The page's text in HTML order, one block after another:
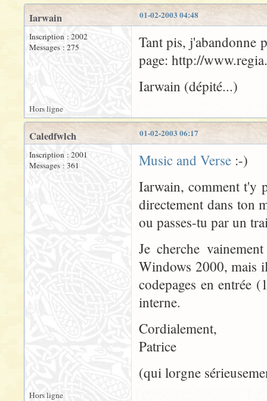
01-02-2003 04:48
Iarwain
Inscription : 2002
Messages : 275
Tant pis, j'abandonne
page: http://
Iarwain (dépité...)
Hors ligne
01-02-2003 06:17
Caledfwlch
Inscription : 2001
Messages : 361
Music and Verse :-)
Iarwain, comment t'y
directement dans ton
ou passes-tu par un
Je cherche
Windows 2000, mais
codepages en entrée
interne.
Cordialement,
Patrice
(qui lorgne
Hors ligne